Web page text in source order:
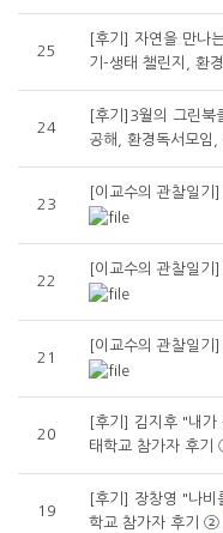
25
[후기] 자연을 만나
기-생태 챌린지, 환
24
[후기]3월의 그린북
공해, 환경독서모임,
23
[이교수의 관찰일
22
[이교수의 관찰일기
21
[이교수의 관찰일기
20
[후기] 김지후 "내가
태학교 참가자 후
19
[후기] 장창영 "나비
학교 참가자 후기 ②